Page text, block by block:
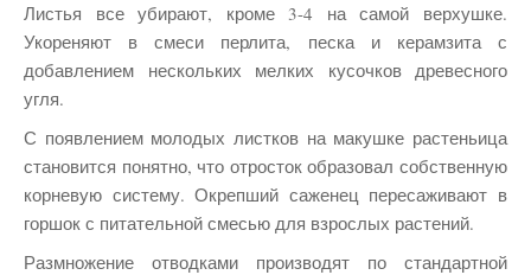
Листья все убирают, кроме 3-4 на самой верхушке.
Укореняют в смеси перлита, песка и керамзита с
добавлением нескольких мелких кусочков древесного
угля.
С появлением молодых листков на макушке растеньица
становится понятно, что отросток образовал собственную
корневую систему. Окрепший саженец пересаживают в
горшок с питательной смесью для взрослых растений.
Размножение отводками производят по стандартной